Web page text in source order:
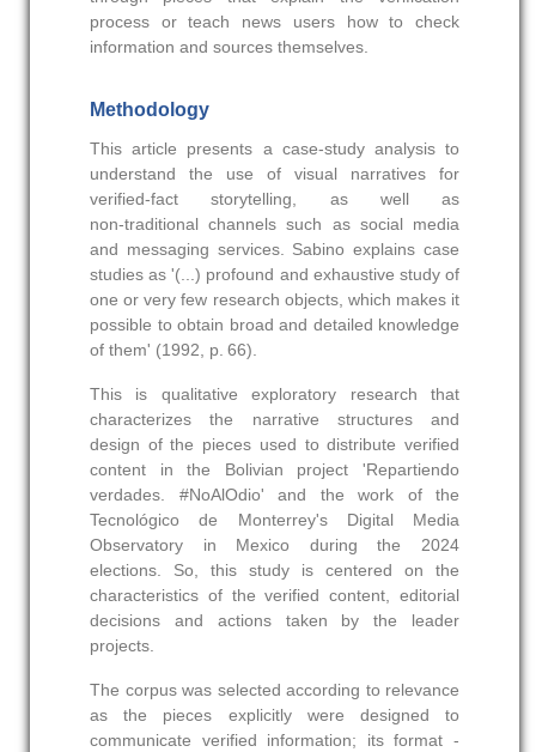
process or teach news users how to check
information and sources themselves.
Methodology
This article presents a case‑study analysis to
understand the use of visual narratives for
verified‑fact storytelling, as well as
non‑traditional channels such as social media
and messaging services. Sabino explains case
studies as '(...) profound and exhaustive study of
one or very few research objects, which makes it
possible to obtain broad and detailed knowledge
of them' (1992, p. 66).
This is qualitative exploratory research that
characterizes the narrative structures and
design of the pieces used to distribute verified
content in the Bolivian project 'Repartiendo
verdades. #NoAlOdio' and the work of the
Tecnológico de Monterrey's Digital Media
Observatory in Mexico during the 2024
elections. So, this study is centered on the
characteristics of the verified content, editorial
decisions and actions taken by the leader
projects.
The corpus was selected according to relevance
as the pieces explicitly were designed to
communicate verified information; its format -